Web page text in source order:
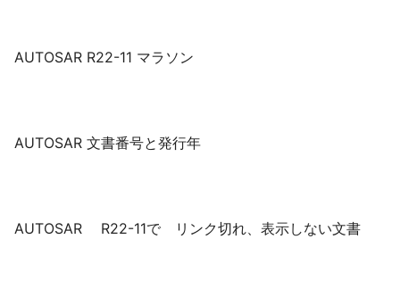
AUTOSAR R22-11 マラソン
AUTOSAR 文書番号と発行年
AUTOSAR R22-11で リンク切れ、表示しない文書